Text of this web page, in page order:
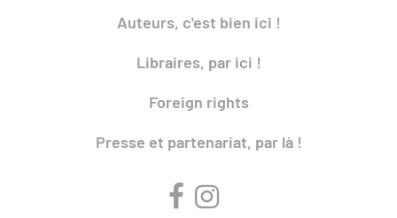
Auteurs, c'est bien ici !
Libraires, par ici !
Foreign rights
Presse et partenariat, par là !